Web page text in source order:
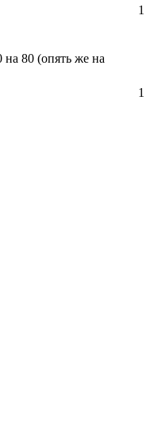
1
80 (опять же на
1